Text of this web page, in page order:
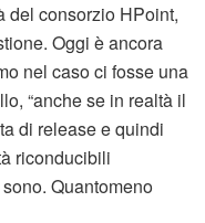
del consorzio HPoint,
Oggi è ancora
nel caso ci fosse una
“anche se in realtà il
di release e quindi
riconducibili
Quantomeno